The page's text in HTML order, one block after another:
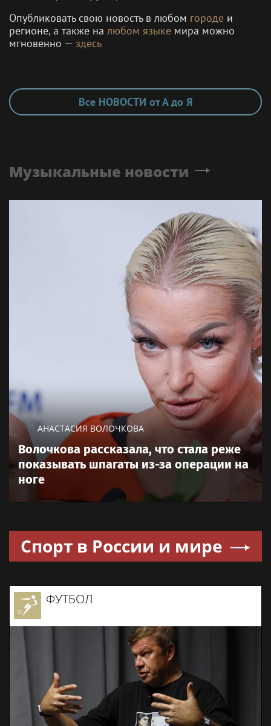
Опубликовать свою новость в любом городе и
регионе, а также на любом языке мира можно
мгновенно — здесь
Все НОВОСТИ от А до Я
Музыкальные новости
АНАСТАСИЯ ВОЛОЧКОВА
Волочкова рассказала, что стала реже
показывать шпагаты из-за операции на
ноге
Спорт в России и мире
ФУТБОЛ